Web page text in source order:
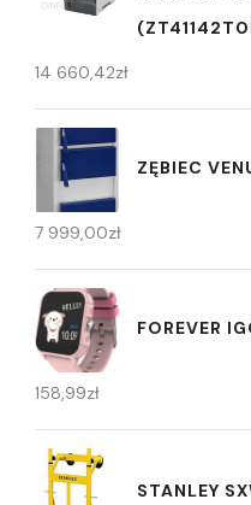
14 660,42zł
ZĘBIEC
7 999,00zł
FOREVER
158,99zł
STANLEY